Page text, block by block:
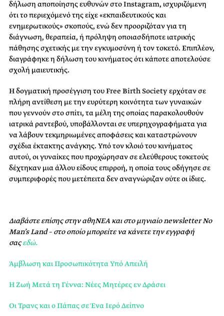
δήλωση αποποίησης ευθυνών στο Instagram, ισχυριζόμενη
ότι το περιεχόμενό της είχε «εκπαιδευτικούς και
ενημερωτικούς» σκοπούς, ενώ δεν προοριζόταν για τη
διάγνωση, θεραπεία, ή πρόληψη οποιασδήποτε ιατρικής
πάθησης σχετικής με την εγκυμοσύνη ή τον τοκετό. Επιπλέον,
διαγράφηκε η δήλωση του κινήματος ότι κάποτε αποτελούσε
σχολή μαιευτικής.
Η δογματική προσέγγιση του Free Birth Society ερχόταν σε
πλήρη αντίθεση με την ευρύτερη κοινότητα των γυναικών
που γεννούν στο σπίτι, τα μέλη της οποίας παρακολουθούν
ιατρικά ραντεβού, υποβάλλονται σε υπερηχογραφήματα για
να λάβουν τεκμηριωμένες αποφάσεις και καταστρώνουν
σχέδια έκτακτης ανάγκης. Υπό τον κλοιό του κινήματος
αυτού, οι γυναίκες που προχώρησαν σε ελεύθερους τοκετούς
δέχτηκαν μια άλλου είδους επιρροή, η οποία τους οδήγησε σε
συμπεριφορές που μετέπειτα δεν αναγνώριζαν ούτε οι ίδιες.
Διαβάστε επίσης στην αθηΝΕΑ και στο μηνιαίο newsletter No
Man’s Land – στο οποίο μπορείτε να κάνετε την εγγραφή
σαςεδώ.
Άμβλωση και Προσωπικότητα Υπό Απειλή
Η Ζωή Μετά τη Γέννα: Νέες Μητέρες εν Δράσει
Οι Τρανς και ο Πάπας σε Ένα Ιερό Δείπνο